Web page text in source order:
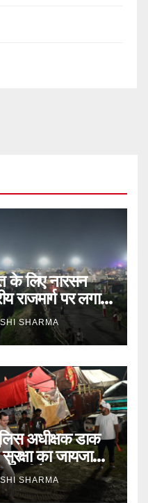
के लिए नारसन
राजमार्ग पर लगाई
SHARMA
अधीक्षक डाक
का जायजा
जीरो ग्राउंड पर
SHARMA